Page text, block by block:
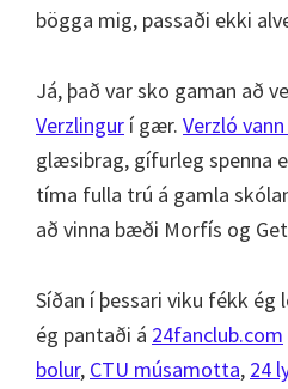
bögga mig, passaði ekki
Já, það var sko gaman að
Verzlingur í gær. Verzló
glæsibrag, gífurleg spenna
tíma fulla trú á gamla
að vinna bæði Morfís og
Síðan í þessari viku fékk ég
ég pantaði á 24fanclub.com
bolur, CTU músamotta, 24